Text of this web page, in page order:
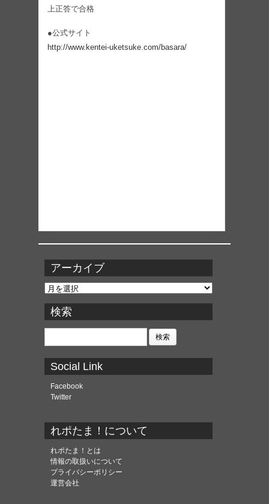
上正答で合格
●公式サイト
http://www.kentei-uketsuke.com/basara/
アーカイブ
ア
カ
イ
ブ
検索
検
Social Link
Facebook
Twitter
れポたま！について
れポたま！とは
情報の取扱いについて
プライバシーポリシー
運営会社